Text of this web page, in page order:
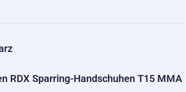
RDX Sparring-Handschuhen T15 MMA